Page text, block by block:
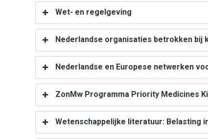
Wet- en regelgeving
Nederlandse organisaties betrokken bij
Nederlandse en Europese netwerken
ZonMw Programma Priority Medicines
Wetenschappelijke literatuur: Belasting